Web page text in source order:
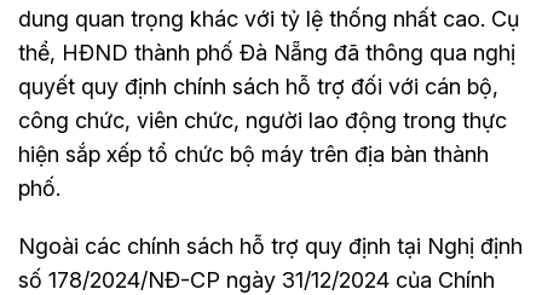
dung quan trọng khác với tỷ lệ thống nhất cao. Cụ
thể, HĐND thành phố Đà Nẵng đã thông qua nghị
quyết quy định chính sách hỗ trợ đối với cán bộ,
công chức, viên chức, người lao động trong thực
hiện sắp xếp tổ chức bộ máy trên địa bàn thành
phố.
Ngoài các chính sách hỗ trợ quy định tại Nghị định
số 178/2024/NĐ-CP ngày 31/12/2024 của Chính